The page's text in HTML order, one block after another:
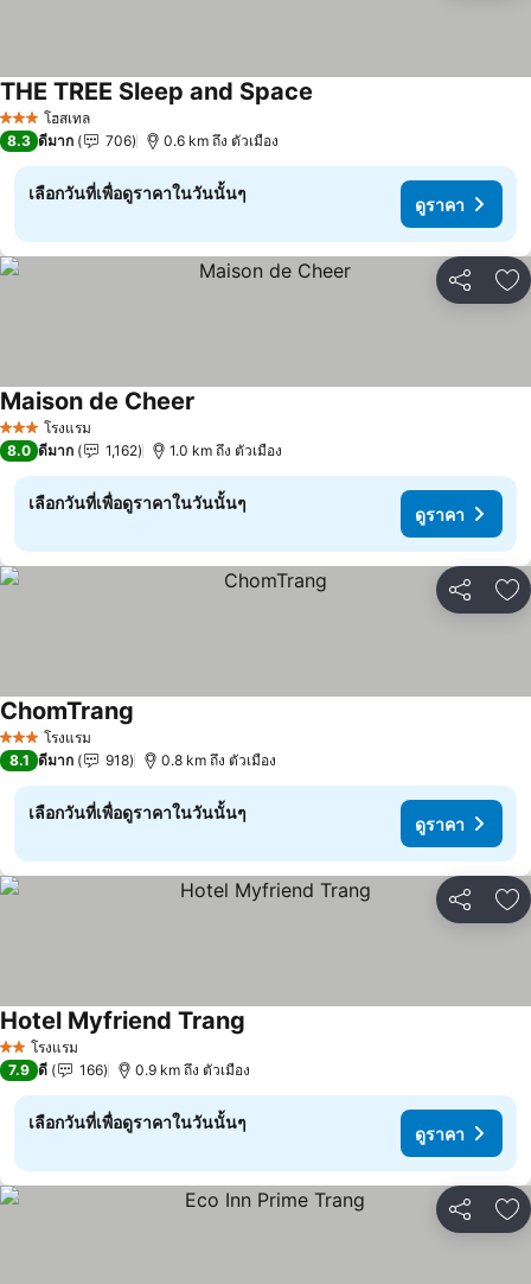
3 ดาว โฮสเทล
THE TREE Sleep and Space
8.3 ดีมาก 706 0.6 km ถึง ตัวเมือง
เลือกวันที่เพื่อดูราคาในวันนั้นๆ
ดูราคา
แชร์ เ
3 ดาว โรงแรม
Maison de Cheer
8.0 ดีมาก 1,162 1.0 km ถึง ตัวเมือง
เลือกวันที่เพื่อดูราคาในวันนั้นๆ
ดูราคา
แชร์ เ
3 ดาว โรงแรม
ChomTrang
8.1 ดีมาก 918 0.8 km ถึง ตัวเมือง
เลือกวันที่เพื่อดูราคาในวันนั้นๆ
ดูราคา
แชร์ เ
2 ดาวโรงแรม
Hotel Myfriend Trang
7.9 ดี 166 0.9 km ถึง ตัวเมือง
เลือกวันที่เพื่อดูราคาในวันนั้นๆ
ดูราคา
แชร์ เ